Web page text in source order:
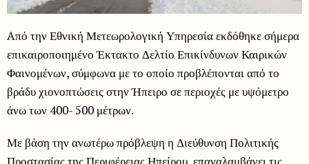
Aπό την Εθνική Μετεωρολογική Υπηρεσία εκδόθηκε σήμερα
επικαιροποιημένο Έκτακτο Δελτίο Επικίνδυνων Καιρικών
Φαινομένων, σύμφωνα με το οποίο προβλέπονται από το
βράδυ χιονοπτώσεις στην Ήπειρο σε περιοχές με υψόμετρο
άνω των 400- 500 μέτρων.
Με βάση την ανωτέρω πρόβλεψη η Διεύθυνση Πολιτικής